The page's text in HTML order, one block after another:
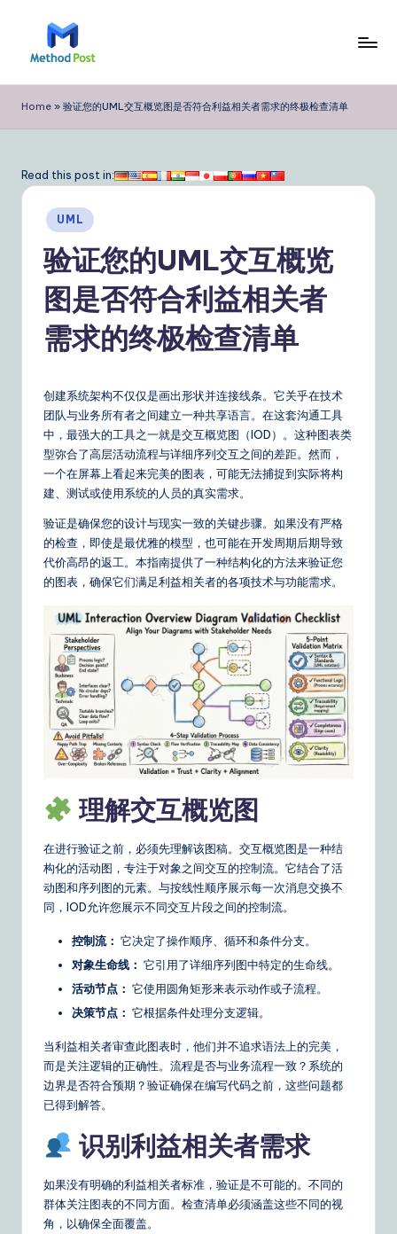
e
t
o
P
m
p
fi
d
C
D
A
&
Home » 验证您的UML交互概览图是否符合利益相关者需求的终极检查清单
Read this post in:
Posted
in
UML
验证您的UML交互概览
图是否符合利益相关者
需求的终极检查清单
创建系统架构不仅仅是画出形状并连接线条。它关乎在技术
团队与业务所有者之间建立一种共享语言。在这套沟通工具
中，最强大的工具之一就是交互概览图（IOD）。这种图表类
型弥合了高层活动流程与详细序列交互之间的差距。然而，
一个在屏幕上看起来完美的图表，可能无法捕捉到实际将构
建、测试或使用系统的人员的真实需求。
验证是确保您的设计与现实一致的关键步骤。如果没有严格
的检查，即使是最优雅的模型，也可能在开发周期后期导致
代价高昂的返工。本指南提供了一种结构化的方法来验证您
的图表，确保它们满足利益相关者的各项技术与功能需求。
理解交互概览图
在进行验证之前，必须先理解该图稿。交互概览图是一种结
构化的活动图，专注于对象之间交互的控制流。它结合了活
动图和序列图的元素。与按线性顺序展示每一次消息交换不
同，IOD允许您展示不同交互片段之间的控制流。
控制流： 它决定了操作顺序、循环和条件分支。
对象生命线： 它引用了详细序列图中特定的生命线。
活动节点： 它使用圆角矩形来表示动作或子流程。
决策节点： 它根据条件处理分支逻辑。
当利益相关者审查此图表时，他们并不追求语法上的完美，
而是关注逻辑的正确性。流程是否与业务流程一致？系统的
边界是否符合预期？验证确保在编写代码之前，这些问题都
已得到解答。
识别利益相关者需求
如果没有明确的利益相关者标准，验证是不可能的。不同的
群体关注图表的不同方面。检查清单必须涵盖这些不同的视
角，以确保全面覆盖。